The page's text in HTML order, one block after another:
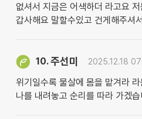
없셔서 지금은 어색하더 라고요
갑사해요 말할수있고 건게해주셔
10.주선미 2025.12.18
위기일수록 물살에 몸을 맡겨라
나를 내려놓고 순리를 따라 가겠습